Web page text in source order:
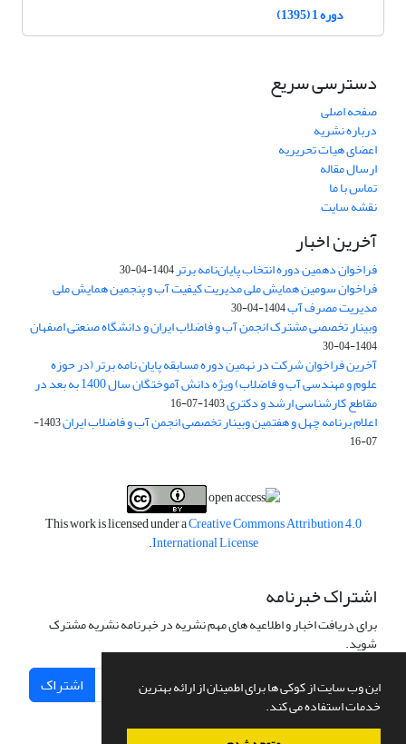
این وب سایت از کوکی ها برای اطمینان از ارائه بهترین
خدمات استفاده می کند.
دوره 1 (1395)
دسترسی سریع
صفحه اصلی
درباره نشریه
اعضای هیات تحریریه
ارسال مقاله
تماس با ما
نقشه سایت
آخرین اخبار
فراخوان دهمین دوره انتخاب پایان‌نامه برتر1404-04-30
فراخوان سومین همایش ملی مدیریت کیفیت آب و پنجمین همایش ملی
مدیریت مصرف آب1404-04-30
وبینار تخصصی مشترک انجمن آب و فاضلاب ایران و دانشگاه صنعتی اصفهان
1404-04-30
آخرین فراخوان شرکت در نهمین دوره مسابقه پایان نامه برتر (در حوزه
علوم و مهندسی آب و فاضلاب) ویژه دانش آموختگان سال 1400 به بعد در
مقاطع کارشناسی ارشد و دکتری1403-07-16
اعلام برنامه چهل و هفتمین وبینار تخصصی انجمن آب و فاضلاب ایران
1403-
07-16
This work is licensed under aCreative Commons Attribution 4.0
International License
.
اشتراک خبرنامه
برای دریافت اخبار و اطلاعیه های مهم نشریه در خبرنامه نشریه مشترک
شوید.
اشتراک